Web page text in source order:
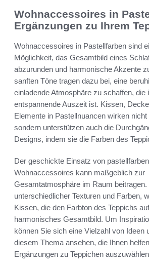
Wohnaccessoires in
Ergänzungen zu Ihrem
Wohnaccessoires in Pastellfarben sind
Möglichkeit, das Gesamtbild eines
abzurunden und harmonische Akzente
sanften Töne tragen dazu bei, eine
einladende Atmosphäre zu schaffen, die
entspannende Auszeit ist. Kissen,
Elemente in Pastellnuancen wirken nicht
sondern unterstützen auch die
Designs, indem sie die Farben des
Der geschickte Einsatz von
Wohnaccessoires kann maßgeblich zur
Gesamtatmosphäre im Raum
unterschiedlicher Texturen und Farben,
Kissen, die den Farbton des Teppichs
harmonisches Gesamtbild. Um
können Sie sich eine Vielzahl von Ideen
diesem Thema ansehen, die Ihnen
Ergänzungen zu Teppichen